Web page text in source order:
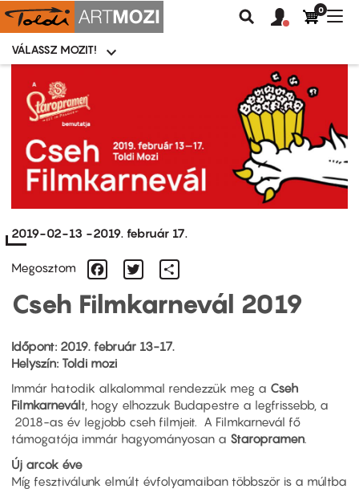
tartalomra
Moziválasztó
menü
VÁLASSZ MOZIT!
Keresés
Felhasználói
fiók
0
2019-02-13 -2019. február 17.
Megosztom Facebook
Twitter
Cseh Filmkarnevál 2019
Időpont: 2019. február 13-17.
Helyszín: Toldi mozi
Immár hatodik alkalommal rendezzük meg a Cseh
Filmkarnevált, hogy elhozzuk Budapestre a legfrissebb, a
2018-as év legjobb cseh filmjeit. A Filmkarnevál fő
támogatója immár hagyományosan a Staropramen.
Új arcok éve
Míg fesztiválunk elmúlt évfolyamaiban többször is a múltba